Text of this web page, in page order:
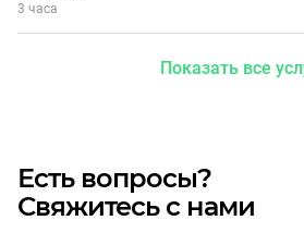
3 часа
Показать все
Есть вопросы?
Свяжитесь с нами